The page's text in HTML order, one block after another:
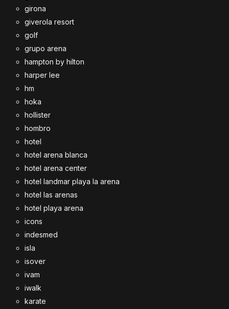
girona
giverola resort
golf
grupo arena
hampton by hilton
harper lee
hm
hoka
hollister
hombro
hotel
hotel arena blanca
hotel arena center
hotel landmar playa la arena
hotel las arenas
hotel playa arena
icons
indesmed
isla
isover
ivam
iwalk
karate